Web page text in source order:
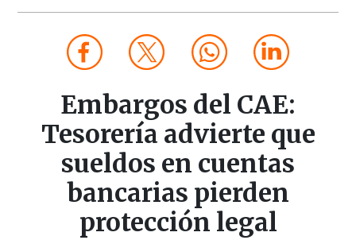
Embargos del CAE:
Tesorería advierte que
sueldos en cuentas
bancarias pierden
protección legal